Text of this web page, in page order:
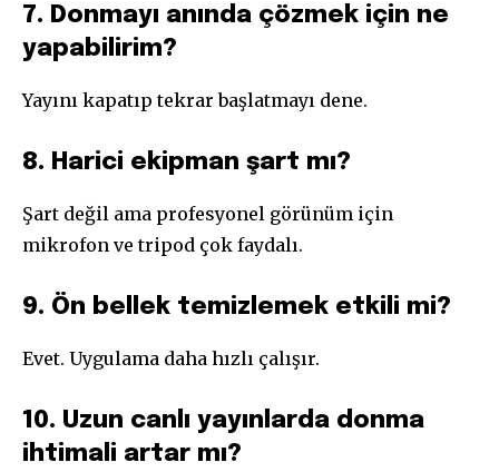
7. Donmayı anında çözmek için ne
yapabilirim?
Yayını kapatıp tekrar başlatmayı dene.
8. Harici ekipman şart mı?
Şart değil ama profesyonel görünüm için
mikrofon ve tripod çok faydalı.
9. Ön bellek temizlemek etkili mi?
Evet. Uygulama daha hızlı çalışır.
10. Uzun canlı yayınlarda donma
ihtimali artar mı?